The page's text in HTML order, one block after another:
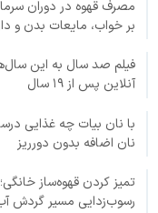
مصرف قهوه در دوران
بر خواب، مایعات بدن و
فیلم صد سال به این
آنلاین پس از ۱۹ سال
با نان بیات چه غذایی
نان اضافه بدون دورریز
تمیز کردن قهوه‌ساز
رسوب‌زدایی مسیر گردش